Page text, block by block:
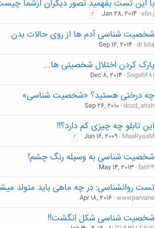
با این تست بفهمید تصور دیگران ازشما
elin.j
Jan 28, 2014
2
شخصیت شناسی آدم ها از روی حالات بدن
dr.bita
Sep 12, 2014
پارک کردن اختلال شخصیتی ها...
Sogol1681
Dec 8, 2014
چه درختی هستید؟ «شخصیت شناسی»
dozd_atish
Sep 26, 2010
این تابلو چه چیزی کم دارد؟!!
MaaRyaaM
Jun 16, 2009
2
شخصیت شناسی به وسیله رنگ چشم!
fati24
May 14, 2013
تست روانشناسی: در چه ماهی باید متولد
wwwparvane
Apr 18, 2016
شخصیت شناسی شکل انگشت!!